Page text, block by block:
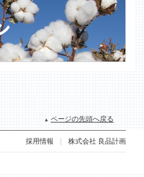
ページの先頭へ戻る
株式会社 良品計画
採用情報